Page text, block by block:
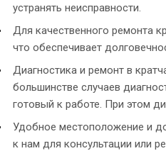
устранять неисправности.
Для качественного ремонта
что обеспечивает
Диагностика и ремонт в
большинстве случаев
готовый к работе. При этом
Удобное местоположение и
к нам для консультации или